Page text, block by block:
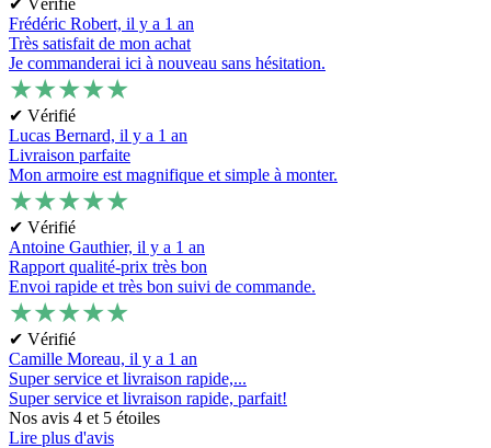
Frédéric Robert, il y a 1 an
Très satisfait de mon achat
Je commanderai ici à nouveau sans hésitation.
★★★★★
✔ Vérifié
Lucas Bernard, il y a 1 an
Livraison parfaite
Mon armoire est magnifique et simple à monter.
★★★★★
✔ Vérifié
Antoine Gauthier, il y a 1 an
Rapport qualité-prix très bon
Envoi rapide et très bon suivi de commande.
★★★★★
✔ Vérifié
Camille Moreau, il y a 1 an
Super service et livraison rapide,...
Super service et livraison rapide, parfait!
Nos avis 4 et 5 étoiles
Lire plus d'avis